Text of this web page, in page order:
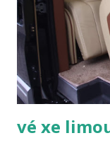
Hà Giang.Ha
cao và sông suối
vùng: Vùng cao núi
dốc khá lớn, thung
...
vé xe